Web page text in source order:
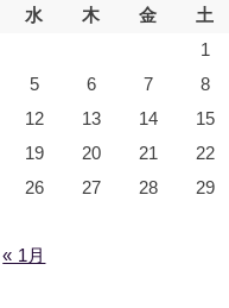
水 木 金
土
1
5 6 7
8
12 13 14
15
19 20 21
22
26 27 28
29
« 1月